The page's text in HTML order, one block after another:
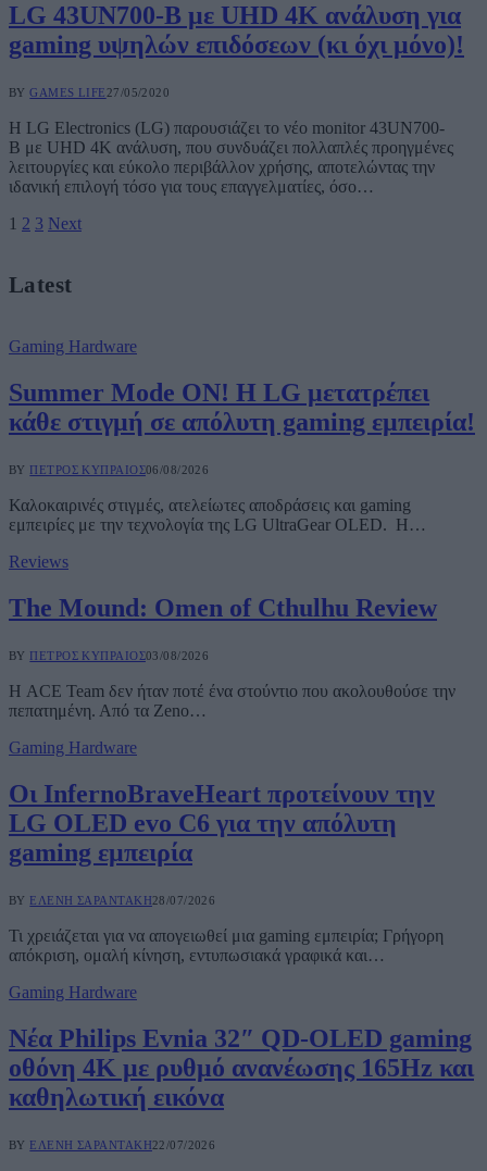
LG 43UN700-B με UHD 4K ανάλυση για
gaming υψηλών επιδόσεων (κι όχι μόνο)!
BY GAMES LIFE 27/05/2020
Η LG Electronics (LG) παρουσιάζει το νέο monitor 43UN700-
B με UHD 4K ανάλυση, που συνδυάζει πολλαπλές προηγμένες
λειτουργίες και εύκολο περιβάλλον χρήσης, αποτελώντας την
ιδανική επιλογή τόσο για τους επαγγελματίες, όσο…
1 2 3 Next
Latest
Gaming Hardware
Summer Mode ON! Η LG μετατρέπει
κάθε στιγμή σε απόλυτη gaming εμπειρία!
BY ΠΈΤΡΟΣ ΚΥΠΡΑΊΟΣ06/08/2026
Καλοκαιρινές στιγμές, ατελείωτες αποδράσεις και gaming
εμπειρίες με την τεχνολογία της LG UltraGear OLED. Η…
Reviews
The Mound: Omen of Cthulhu Review
BY ΠΈΤΡΟΣ ΚΥΠΡΑΊΟΣ03/08/2026
Η ACE Team δεν ήταν ποτέ ένα στούντιο που ακολουθούσε την
πεπατημένη. Από τα Zeno…
Gaming Hardware
Οι InfernoBraveHeart προτείνουν την
LG OLED evo C6 για την απόλυτη
gaming εμπειρία
BY ΕΛΈΝΗ ΣΑΡΑΝΤΆΚΗ28/07/2026
Τι χρειάζεται για να απογειωθεί μια gaming εμπειρία; Γρήγορη
απόκριση, ομαλή κίνηση, εντυπωσιακά γραφικά και…
Gaming Hardware
Νέα Philips Evnia 32″ QD-OLED gaming
οθόνη 4K με ρυθμό ανανέωσης 165Hz και
καθηλωτική εικόνα
BY ΕΛΈΝΗ ΣΑΡΑΝΤΆΚΗ22/07/2026